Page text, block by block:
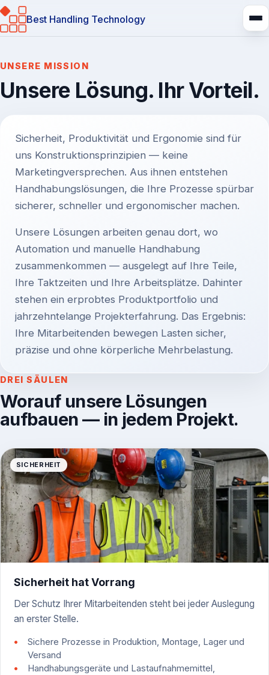
Best Handling Technology
Über uns
UNSERE MISSION
Unsere Lösung. Ihr Vorteil.
Sicherheit, Produktivität und Ergonomie sind für
uns Konstruktionsprinzipien — keine
Marketingversprechen. Aus ihnen entstehen
Handhabungslösungen, die Ihre Prozesse spürbar
sicherer, schneller und ergonomischer machen.
Unsere Lösungen arbeiten genau dort, wo
Automation und manuelle Handhabung
zusammenkommen — ausgelegt auf Ihre Teile,
Ihre Taktzeiten und Ihre Arbeitsplätze. Dahinter
stehen ein erprobtes Produktportfolio und
jahrzehntelange Projekterfahrung. Das Ergebnis:
Ihre Mitarbeitenden bewegen Lasten sicher,
präzise und ohne körperliche Mehrbelastung.
DREI SÄULEN
Worauf unsere Lösungen
aufbauen — in jedem Projekt.
SICHERHEIT
Sicherheit hat Vorrang
Der Schutz Ihrer Mitarbeitenden steht bei jeder Auslegung
an erster Stelle.
Sichere Prozesse in Produktion, Montage, Lager und
Versand
Handhabungsgeräte und Lastaufnahmemittel,